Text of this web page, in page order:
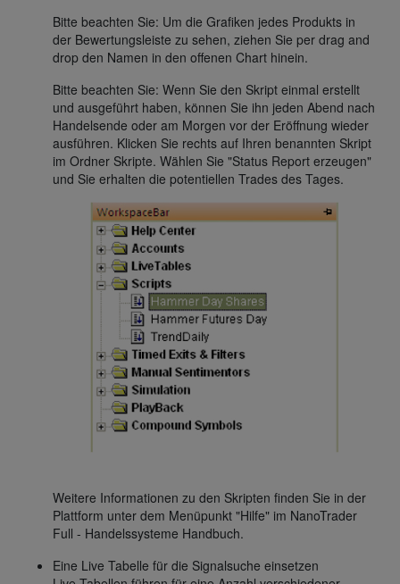
Bitte beachten Sie: Um die Grafiken jedes Produkts in
der Bewertungsleiste zu sehen, ziehen Sie per drag and
drop den Namen in den offenen Chart hinein.
Bitte beachten Sie: Wenn Sie den Skript einmal erstellt
und ausgeführt haben, können Sie ihn jeden Abend nach
Handelsende oder am Morgen vor der Eröffnung wieder
ausführen. Klicken Sie rechts auf Ihren benannten Skript
im Ordner Skripte. Wählen Sie "Status Report erzeugen"
und Sie erhalten die potentiellen Trades des Tages.
Weitere Informationen zu den Skripten finden Sie in der
Plattform unter dem Menüpunkt "Hilfe" im NanoTrader
Full - Handelssysteme Handbuch.
Eine Live Tabelle für die Signalsuche einsetzen